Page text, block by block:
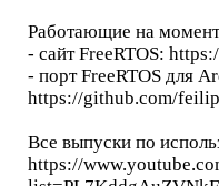
Работающие на
- сайт FreeRTOS:
- порт FreeRTOS для
https://github.com/
Все выпуски по
https://